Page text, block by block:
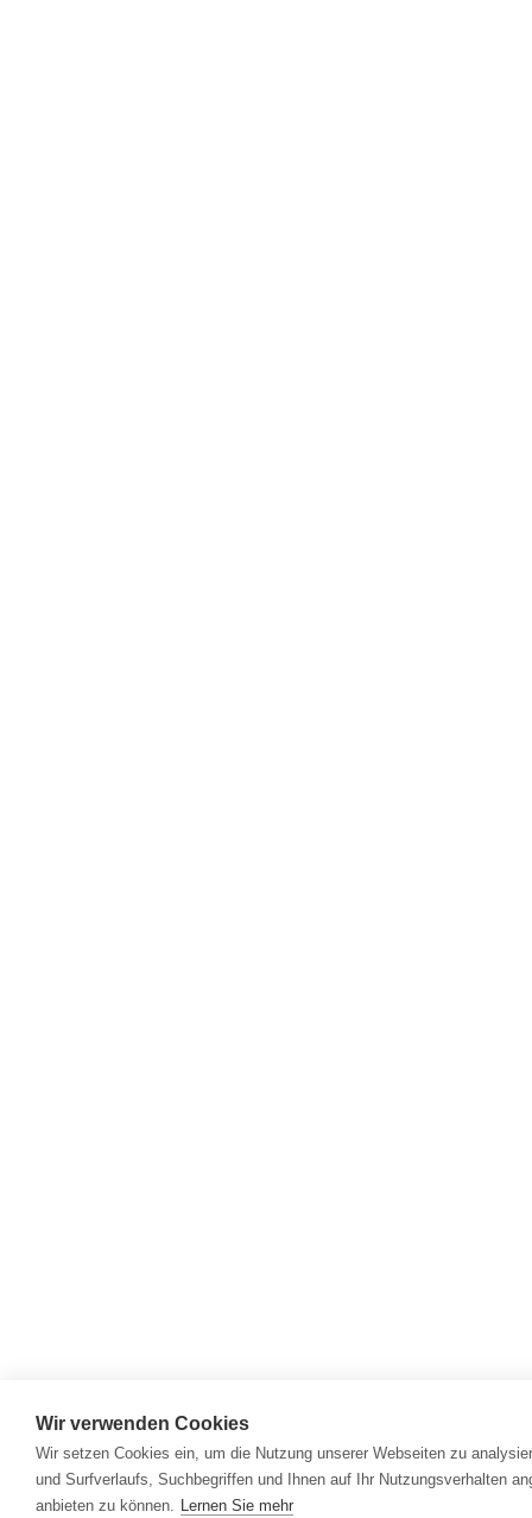
Wir verwenden Cookies
Wir setzen Cookies ein, um die Nutzung unserer Webseiten zu
und Surfverlaufs, Suchbegriffen und Ihnen auf Ihr Nutzungsverhalten
anbieten zu können. Lernen Sie mehr